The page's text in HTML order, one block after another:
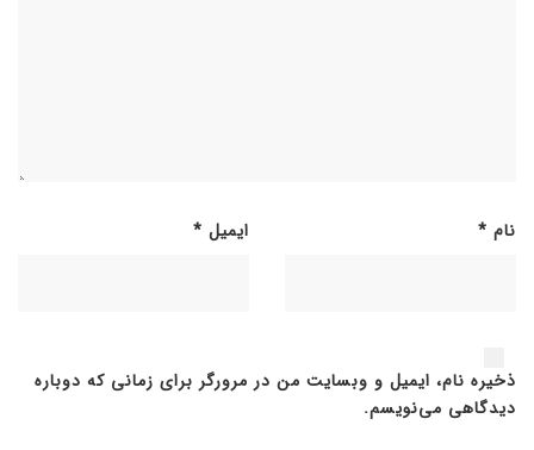
نام * ایمیل *
ذخیره نام، ایمیل و وبسایت من در مرورگر برای زمانی که دوباره
دیدگاهی می‌نویسم.